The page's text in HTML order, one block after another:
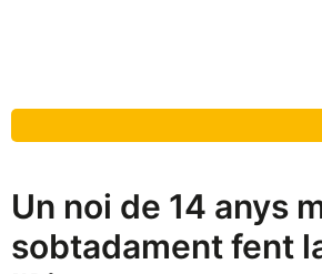
Un noi de 14 anys
sobtadament fent